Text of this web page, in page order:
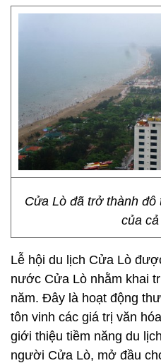
Cửa Lò đã trở thành đô
của
Lễ hội du lịch Cửa Lò
nước Cửa Lò nhằm khai
năm. Đây là hoạt động
tôn vinh các giá trị văn
giới thiệu tiềm năng du
người Cửa Lò, mở đầu